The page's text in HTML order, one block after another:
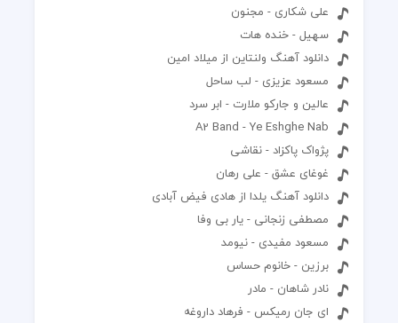
علی شکاری - مجنون
سهیل - خنده هات
دانلود آهنگ ولنتاين از ميلاد امين
مسعود عزیزی - لب ساحل
عالین و جارکو ملارت - ابر سرد
A2 Band - Ye Eshghe Nab
پژواک پاکزاد - نقاشی
غوغای عشق - علی رهان
دانلود آهنگ یلدا از هادی فیض آبادی
مصطفی زنجانی - یار بی وفا
مسعود مفیدی - نیومد
برزین - خانوم حساس
نادر شاهان - مادر
ای جان رمیکس - فرهاد داروغه